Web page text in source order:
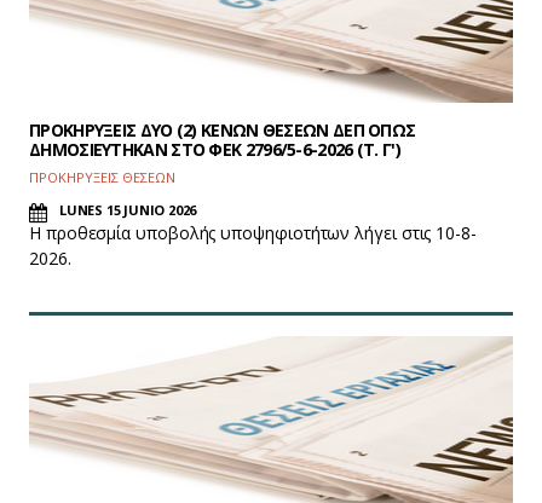
ΠΡΟΚΗΡΥΞΕΙΣ ΔΥΟ (2) ΚΕΝΩΝ ΘΕΣΕΩΝ ΔΕΠ ΟΠΩΣ
ΔΗΜΟΣΙΕΥΤΗΚΑΝ ΣΤΟ ΦEK 2796/5-6-2026 (Τ. Γ')
ΠΡΟΚΗΡΥΞΕΙΣ ΘΕΣΕΩΝ
LUNES 15 JUNIO 2026
Η προθεσμία υποβολής υποψηφιοτήτων λήγει στις 10-8-
2026.